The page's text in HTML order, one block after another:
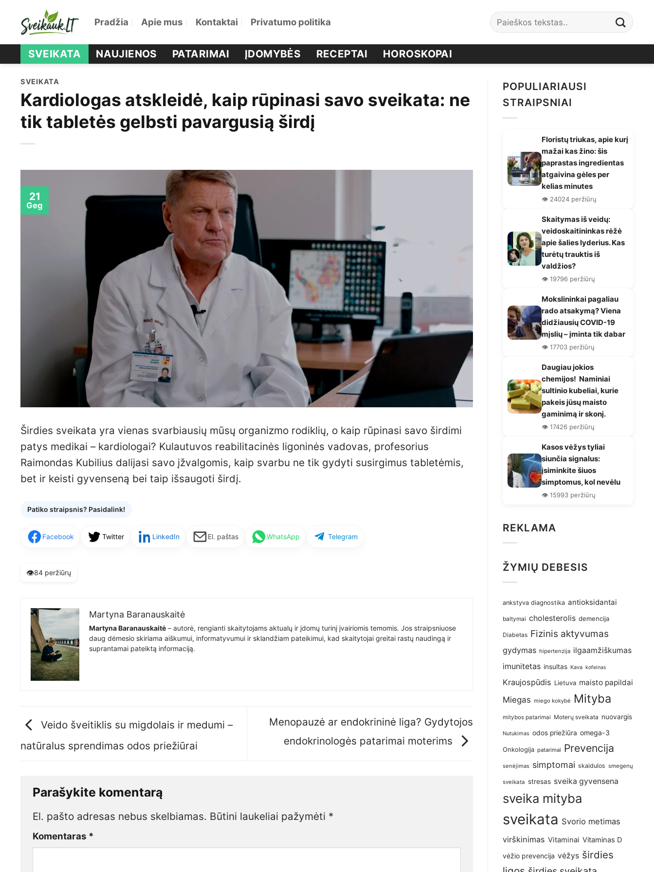
Pradžia Apie mus Kontaktai Privatumo politika
SVEIKATA NAUJIENOS PATARIMAI ĮDOMYBĖS RECEPTAI HOROSKOPAI
SVEIKATA
Kardiologas atskleidė, kaip rūpinasi savo sveikata: ne
tik tabletės gelbsti pavargusią širdį
21
Geg
Širdies sveikata yra vienas svarbiausių mūsų organizmo rodiklių, o kaip rūpinasi savo širdimi
patys medikai – kardiologai? Kulautuvos reabilitacinės ligoninės vadovas, profesorius
Raimondas Kubilius dalijasi savo įžvalgomis, kaip svarbu ne tik gydyti susirgimus tabletėmis,
bet ir keisti gyvenseną bei taip išsaugoti širdį.
Patiko straipsnis? Pasidalink!
Facebook Twitter LinkedIn El. paštas WhatsApp Telegram
👁️84 peržiūrų
Martyna Baranauskaitė
Martyna Baranauskaitė – autorė, rengianti skaitytojams aktualų ir įdomų turinį įvairiomis temomis. Jos straipsniuose
daug dėmesio skiriama aiškumui, informatyvumui ir sklandžiam pateikimui, kad skaitytojai greitai rastų naudingą ir
suprantamai pateiktą informaciją.
Veido šveitiklis su migdolais ir medumi –
natūralus sprendimas odos priežiūrai
Menopauzė ar endokrininė liga? Gydytojos
endokrinologės patarimai moterims
Parašykite komentarą
El. pašto adresas nebus skelbiamas. Būtini laukeliai pažymėti *
Komentaras *
POPULIARIAUSI
STRAIPSNIAI
Floristų triukas, apie kurį
mažai kas žino: šis
paprastas ingredientas
atgaivina gėles per
kelias minutes
👁️ 24024 peržiūrų
Skaitymas iš veidų:
veidoskaitininkas rėžė
apie šalies lyderius. Kas
turėtų trauktis iš
valdžios?
👁️ 19796 peržiūrų
Mokslininkai pagaliau
rado atsakymą? Viena
didžiausių COVID-19
mįslių – įminta tik dabar
👁️ 17703 peržiūrų
Daugiau jokios
chemijos! Naminiai
sultinio kubeliai, kurie
pakeis jūsų maisto
gaminimą ir skonį.
👁️ 17426 peržiūrų
Kasos vėžys tyliai
siunčia signalus:
įsiminkite šiuos
simptomus, kol nevėlu
👁️ 15993 peržiūrų
REKLAMA
ŽYMIŲ DEBESIS
ankstyva diagnostika antioksidantai
baltymai cholesterolis demencija
Diabetas Fizinis aktyvumas
gydymas hipertenzija ilgaamžiškumas
imunitetas insultas Kava kofeinas
Kraujospūdis Lietuva maisto papildai
Miegas miego kokybė Mityba
mitybos patarimai Moterų sveikata nuovargis
Nutukimas odos priežiūra omega-3
Onkologija patarimai Prevencija
senėjimas simptomai skaidulos smegenų
sveikata stresas sveika gyvensena
sveika mityba
sveikata Svorio metimas
virškinimas Vitaminai Vitaminas D
vėžio prevencija vėžys širdies